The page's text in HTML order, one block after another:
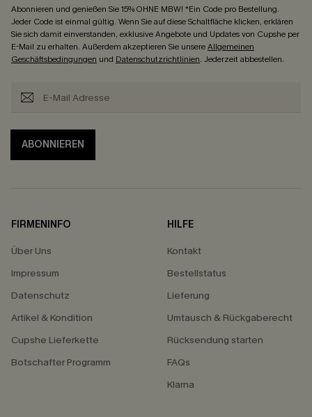
Abonnieren und genießen Sie 15% OHNE MBW! *Ein Code pro Bestellung.
Jeder Code ist einmal gültig. Wenn Sie auf diese Schaltfläche klicken, erklären
Sie sich damit einverstanden, exklusive Angebote und Updates von Cupshe per
E-Mail zu erhalten. Außerdem akzeptieren Sie unsereAllgemeinen
Geschäftsbedingungen und Datenschutzrichtlinien. Jederzeit abbestellen.
ABONNIEREN
FIRMENINFO
Über Uns
Impressum
Datenschutz
Artikel & Kondition
Cupshe Lieferkette
Botschafter Programm
HILFE
Kontakt
Bestellstatus
Lieferung
Umtausch & Rückgaberecht
Rücksendung starten
FAQs
Klarna